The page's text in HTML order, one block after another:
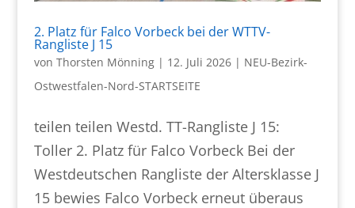
2. Platz für Falco Vorbeck bei der WTTV-
Rangliste J 15
von Thorsten Mönning| 12. Juli 2026| NEU-Bezirk-
Ostwestfalen-Nord-STARTSEITE
teilen teilen Westd. TT-Rangliste J 15:
Toller 2. Platz für Falco Vorbeck Bei der
Westdeutschen Rangliste der Altersklasse J
15 bewies Falco Vorbeck erneut überaus